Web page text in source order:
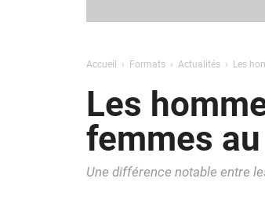
Accueil Formats Actualités Les
Les
femmes
Une différence notable entre